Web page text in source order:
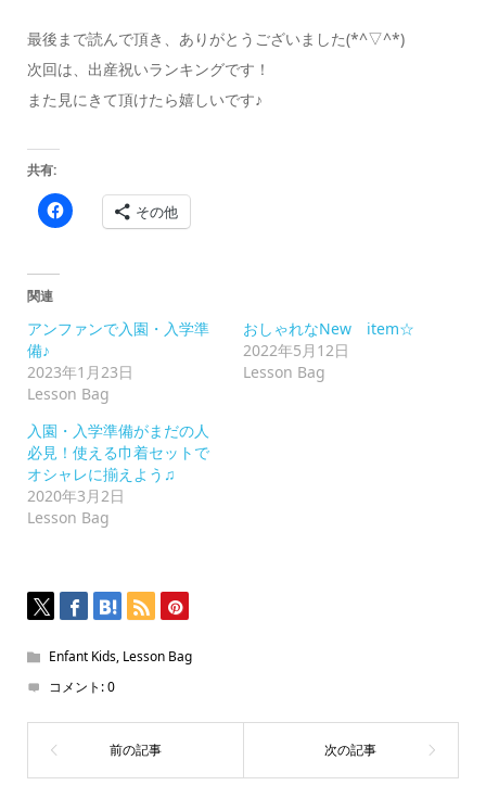
最後まで読んで頂き、ありがとうございました(*^▽^*)
次回は、出産祝いランキングです！
また見にきて頂けたら嬉しいです♪
共有:
Facebook
で
ク
リ
ク
し
て
く
さ
い
(新
し
い
ウ
ィ
開
き
ま
その他
関連
アンファンで入園・入学準
備♪
2023年1月23日
Lesson Bag
おしゃれなNew item☆
2022年5月12日
Lesson Bag
入園・入学準備がまだの人
必見！使える巾着セットで
オシャレに揃えよう♫
2020年3月2日
Lesson Bag
Enfant Kids, Lesson Bag
コメント:0